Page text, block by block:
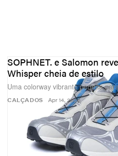
CALÇADOS
SOPHNET. e Salomon
Whisper cheia de estilo
Uma colorway vibrante perfeita
Apr 14, 2026